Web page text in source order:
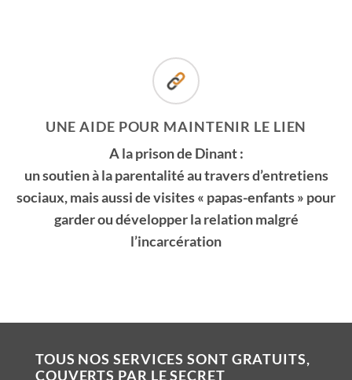
UNE AIDE POUR MAINTENIR LE LIEN
A la prison de Dinant :
un soutien à la parentalité au travers d’entretiens
sociaux, mais aussi de visites « papas-enfants » pour
garder ou développer la relation malgré
l’incarcération
TOUS NOS SERVICES SONT GRATUITS,
COUVERTS PAR LE SECRET